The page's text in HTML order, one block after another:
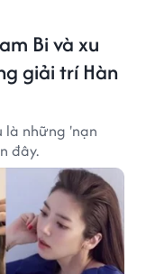
Bi và xu
giải trí Hàn
là những 'nạn
đây.